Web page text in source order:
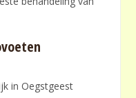
in Oegstgeest